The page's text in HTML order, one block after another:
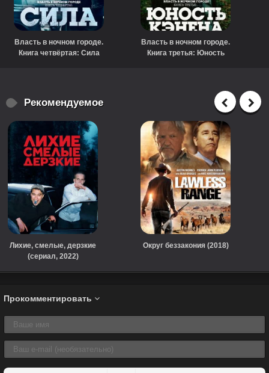
Власть в ночном городе.
Книга четвёртая: Сила
Власть в ночном городе.
Книга третья: Юность
Рекомендуемое
Лихие, смелые, дерзкие
(сериал, 2022)
Округ беззакония (2018)
Прокомментировать